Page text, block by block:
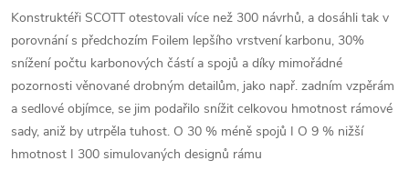
Konstruktéři SCOTT otestovali více než 300 návrhů, a dosáhli tak v
porovnání s předchozím Foilem lepšího vrstvení karbonu, 30%
snížení počtu karbonových částí a spojů a díky mimořádné
pozornosti věnované drobným detailům, jako např. zadním vzpěrám
a sedlové objímce, se jim podařilo snížit celkovou hmotnost rámové
sady, aniž by utrpěla tuhost. O 30 % méně spojů I O 9 % nižší
hmotnost I 300 simulovaných designů rámu